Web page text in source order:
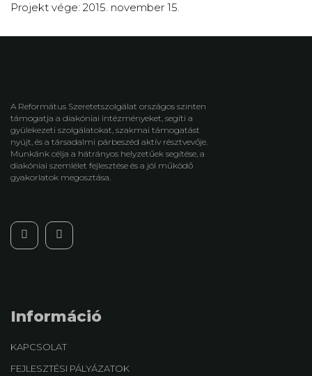
Projekt vége: 2015. november 15.
A Református Szeretetszolgálat országos szinten
támogatja a diakóniai intézményeket, segíti a
gyülekezeti szolgálatokat, szakmai támogatást
nyújt, és a társadalmi párbeszéd aktív résztvevője.
Munkánk célja a hátrányos helyzetűek segítése, a
diakóniai szemlélet fejlesztése és a jól működő
gyakorlatok megosztása.
Információ
KAPCSOLAT
FEJLESZTÉSI PÁLYÁZATOK